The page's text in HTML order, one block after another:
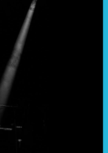
Accompagnement
VHSS
Contributions et
recommandations
Accompagnement des
adhérent·es
Enquête VHSS de
Composés (2023)
Ressources – Égalité
Femmes-Hommes-X
Ressources – Écologie